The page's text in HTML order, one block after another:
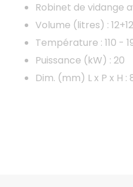
Robinet de vidange
Volume (litres) : 12+12
Température : 110 -
Puissance (kW) : 20
Dim. (mm) L x P x H :